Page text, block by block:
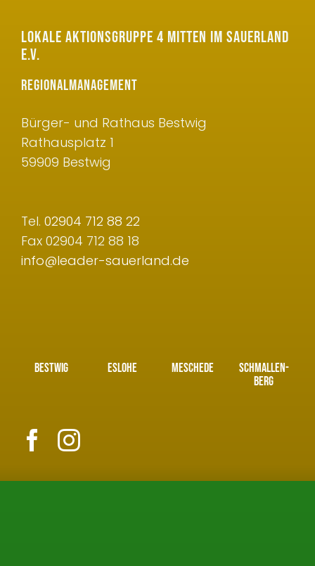
LOKALE AKTIONSGRUPPE 4 MITTEN IM SAUERLAND
E.V.
REGIONALMANAGEMENT
Bürger- und Rathaus Bestwig
Rathausplatz 1
59909 Bestwig
Tel. 02904 712 88 22
Fax 02904 712 88 18
info@leader-sauerland.de
BESTWIG ESLOHE MESCHEDE
SCHMALLEN­
BERG